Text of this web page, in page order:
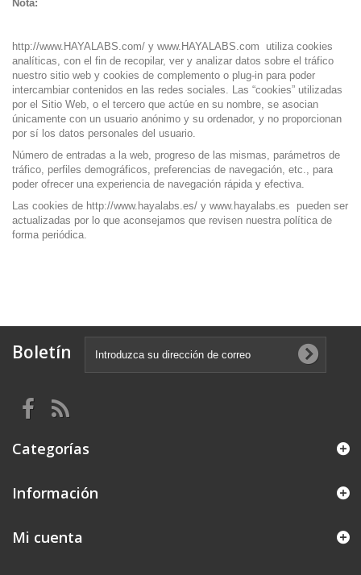
Nota:
http://www.HAYALABS.com/ y www.HAYALABS.com utiliza cookies
analíticas, con el fin de recopilar, ver y analizar datos sobre el tráfico
nuestro sitio web y cookies de complemento o plug-in para poder
intercambiar contenidos en las redes sociales. Las “cookies” utilizadas
por el Sitio Web, o el tercero que actúe en su nombre, se asocian
únicamente con un usuario anónimo y su ordenador, y no proporcionan
por sí los datos personales del usuario.
Número de entradas a la web, progreso de las mismas, parámetros de
tráfico, perfiles demográficos, preferencias de navegación, etc., para
poder ofrecer una experiencia de navegación rápida y efectiva.
Las cookies de http://www.hayalabs.es/ y www.hayalabs.es pueden ser
actualizadas por lo que aconsejamos que revisen nuestra política de
forma periódica.
Boletín
Categorías
Información
Mi cuenta